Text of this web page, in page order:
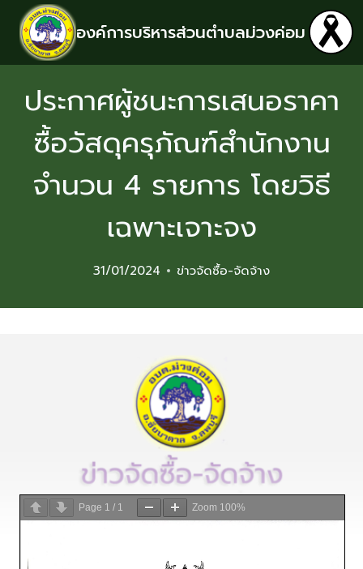
องค์การบริหารส่วนตำบลม่วงค่อม
ประกาศผู้ชนะการเสนอราคา
ซื้อวัสดุครุภัณฑ์สำนักงาน
จำนวน 4 รายการ โดยวิธี
เฉพาะเจาะจง
31/01/2024 ข่าวจัดซื้อ-จัดจ้าง
Page 1 / 1 Zoom 100%